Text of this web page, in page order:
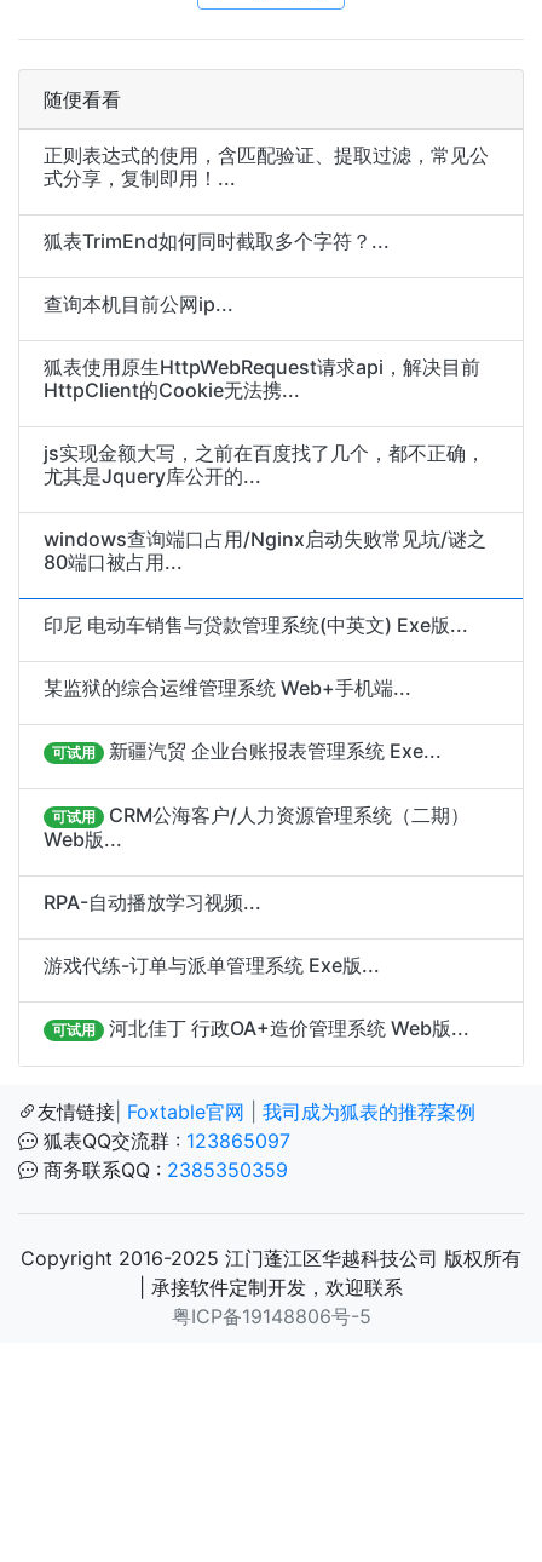
随便看看
正则表达式的使用，含匹配验证、提取过滤，常见公
式分享，复制即用！...
狐表TrimEnd如何同时截取多个字符？...
查询本机目前公网ip...
狐表使用原生HttpWebRequest请求api，解决目前
HttpClient的Cookie无法携...
js实现金额大写，之前在百度找了几个，都不正确，
尤其是Jquery库公开的...
windows查询端口占用/Nginx启动失败常见坑/谜之
80端口被占用...
印尼 电动车销售与贷款管理系统(中英文) Exe版...
某监狱的综合运维管理系统 Web+手机端...
可试用 新疆汽贸 企业台账报表管理系统 Exe...
可试用
CRM公海客户/人力资源管理系统（二期）
Web版...
RPA-自动播放学习视频...
游戏代练-订单与派单管理系统 Exe版...
可试用 河北佳丁 行政OA+造价管理系统 Web版...
友情链接 Foxtable官网
我司成为狐表的推荐案例
狐表QQ交流群 : 123865097
商务联系QQ : 2385350359
Copyright 2016-2025 江门蓬江区华越科技公司 版权所有
| 承接软件定制开发，欢迎联系
粤ICP备19148806号-5